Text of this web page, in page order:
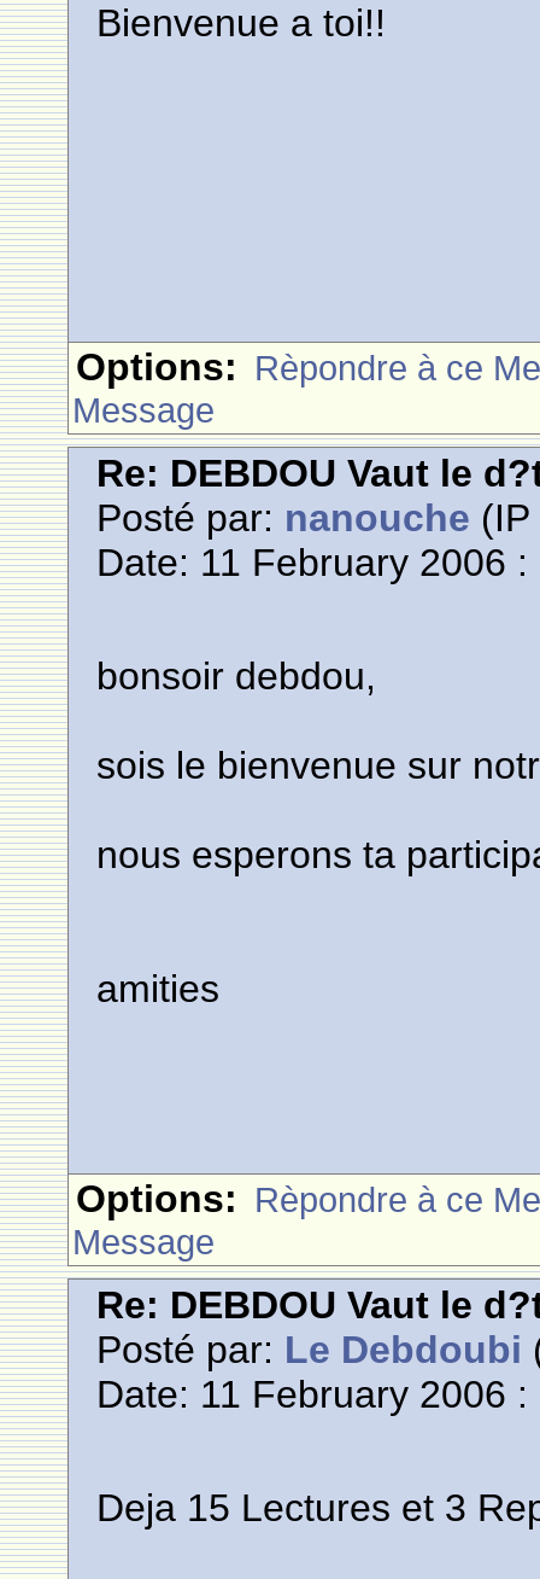
Bienvenue a toi!!
Options: Rèpondre à ce
Message
Re: DEBDOU Vaut le
Posté par: nanouche
Date: 11 February 2006 :
bonsoir debdou,
sois le bienvenue sur
nous esperons ta
amities
Options: Rèpondre à ce
Message
Re: DEBDOU Vaut le
Posté par: Le Debdoubi
Date: 11 February 2006 :
Deja 15 Lectures et 3